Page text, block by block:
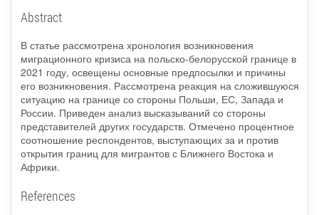
Abstract
В статье рассмотрена хронология возникновения
миграционного кризиса на польско-белорусской границе в
2021 году, освещены основные предпосылки и причины
его возникновения. Рассмотрена реакция на сложившуюся
ситуацию на границе со стороны Польши, ЕС, Запада и
России. Приведен анализ высказываний со стороны
представителей других государств. Отмечено процентное
соотношение респондентов, выступающих за и против
открытия границ для мигрантов с Ближнего Востока и
Африки.
References